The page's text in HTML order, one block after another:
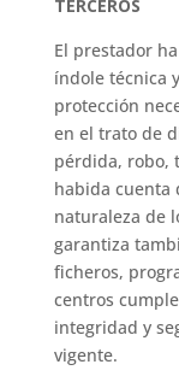
TERCEROS
El prestador
índole técnica
protección
en el trato de
pérdida, robo,
habida cuenta
naturaleza de
garantiza
ficheros,
centros
integridad y
vigente.